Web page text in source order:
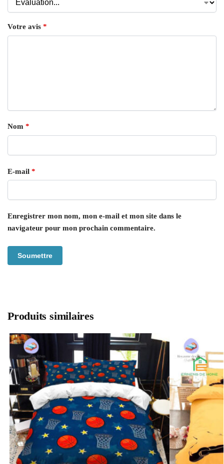
Votre avis *
Nom *
E-mail *
Enregistrer mon nom, mon e-mail et mon site dans le
navigateur pour mon prochain commentaire.
Produits similaires